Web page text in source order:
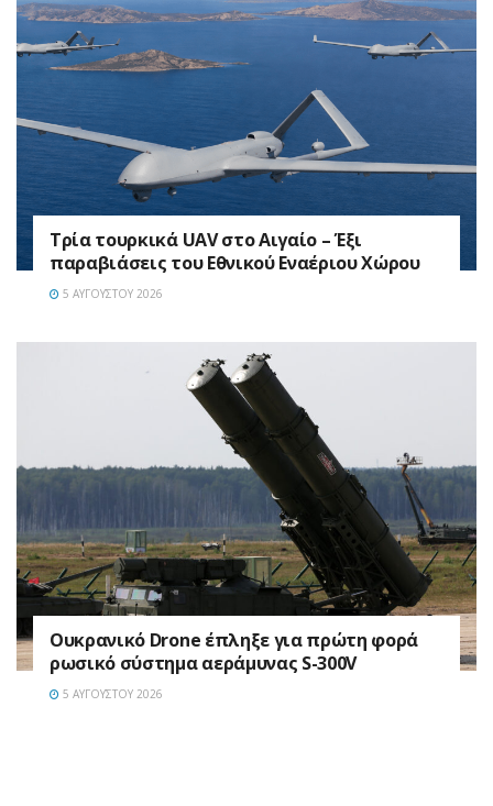
Τρία τουρκικά UAV στο Αιγαίο – Έξι
παραβιάσεις του Εθνικού Εναέριου Χώρου
5 ΑΥΓΟΎΣΤΟΥ 2026
Ουκρανικό Drone έπληξε για πρώτη φορά
ρωσικό σύστημα αεράμυνας S-300V
5 ΑΥΓΟΎΣΤΟΥ 2026